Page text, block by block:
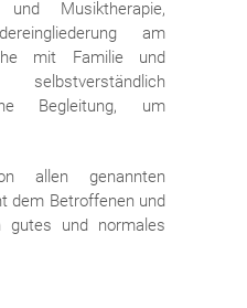
Musiktherapie,
am
mit Familie und
Begleitung, um
allen genannten
dem Betroffenen und
gutes und normales